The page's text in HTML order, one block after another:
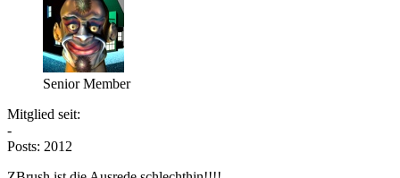
Senior Member
Mitglied seit:
-
Posts: 2012